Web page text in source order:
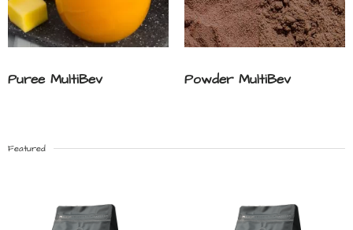
Puree MultiBev Powder MultiBev
Featured